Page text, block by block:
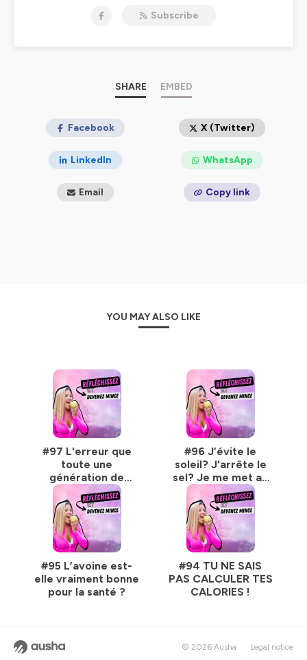
pour plus d'informations.
Subscribe
SHARE EMBED
Facebook X (Twitter)
LinkedIn WhatsApp
Email Copy link
YOU MAY ALSO LIKE
#97 L'erreur que
toute une
génération de
parents a faite.
#96 J’évite le
soleil? J'arrête le
sel? Je me met au
Paddle?
#95 L’avoine est-
elle vraiment bonne
pour la santé ?
#94 TU NE SAIS
PAS CALCULER TES
CALORIES !
© 2026 Ausha Legal notice